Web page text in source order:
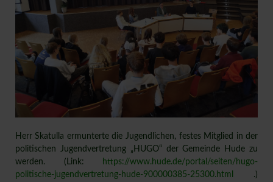
Herr Skatulla ermunterte die Jugendlichen, festes Mitglied in der
politischen Jugendvertretung „HUGO“ der Gemeinde Hude zu
werden. (Link:
https://www.hude.de/portal/seiten/hugo-
politische-jugendvertretung-hude-900000385-25300.html
.)